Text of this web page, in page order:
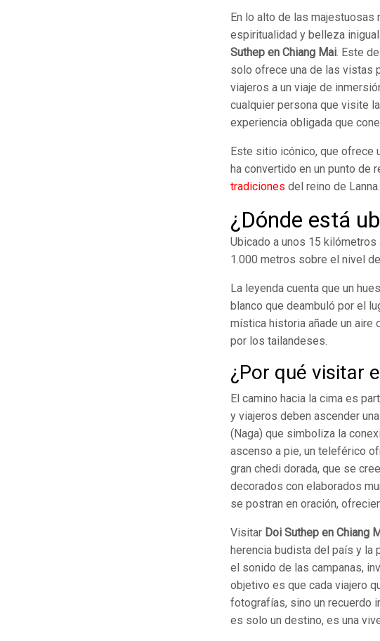
En lo alto de las majestuosas
espiritualidad y belleza
Suthep en Chiang Mai. Este
solo ofrece una de las vistas
viajeros a un viaje de
cualquier persona que visite
experiencia obligada que
Este sitio icónico, que ofrece
ha convertido en un punto de
tradiciones del reino de Lanna.
¿Dónde está
Ubicado a unos 15
1.000 metros sobre el nivel
La leyenda cuenta que un
blanco que deambuló por el
mística historia añade un aire
por los tailandeses.
¿Por qué visitar
El camino hacia la cima es
y viajeros deben ascender
(Naga) que simboliza la
ascenso a pie, un teleférico
gran chedi dorada, que se
decorados con elaborados
se postran en oración,
Visitar Doi Suthep en Chiang
herencia budista del país y la
el sonido de las campanas,
objetivo es que cada viajero
fotografías, sino un recuerdo
es solo un destino, es una